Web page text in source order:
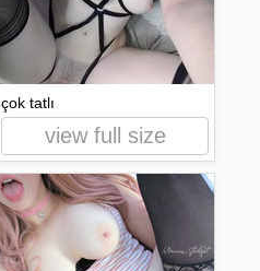
çok tatlı
view full size